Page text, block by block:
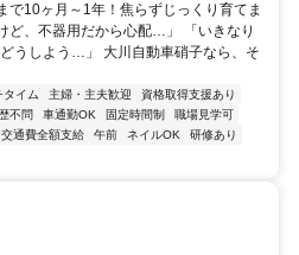
10ヶ月～1年！焦らずじっくり育てま
ど、不器用だから心配…」 「いきなり
うしよう…」 大川自動車硝子なら、そ
タイム 主婦・主夫歓迎
資格取得支援あり
不問 車通勤OK 固定時間制
職場見学可
交通費全額支給 午前 ネイルOK
研修あり